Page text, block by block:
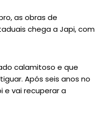
as obras de
chega a Japi, com
calamitoso e que
Após seis anos no
e vai recuperar a